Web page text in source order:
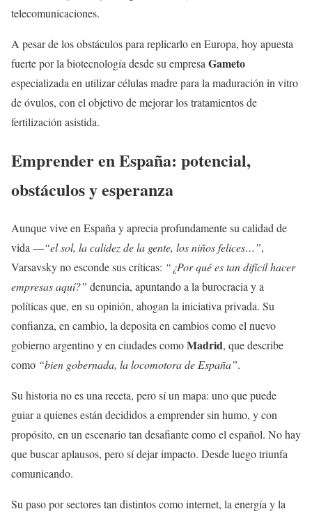
telecomunicaciones.
A pesar de los obstáculos para replicarlo en Europa, hoy apuesta
fuerte por la biotecnología desde su empresa Gameto
especializada en utilizar células madre para la maduración in vitro
de óvulos, con el objetivo de mejorar los tratamientos de
fertilización asistida.
Emprender en España: potencial,
obstáculos y esperanza
Aunque vive en España y aprecia profundamente su calidad de
vida —“el sol, la calidez de la gente, los niños felices…”,
Varsavsky no esconde sus críticas: “¿Por qué es tan difícil hacer
empresas aquí?” denuncia, apuntando a la burocracia y a
políticas que, en su opinión, ahogan la iniciativa privada. Su
confianza, en cambio, la deposita en cambios como el nuevo
gobierno argentino y en ciudades comoMadrid, que describe
como “bien gobernada, la locomotora de España”.
Su historia no es una receta, pero sí un mapa: uno que puede
guiar a quienes están decididos a emprender sin humo, y con
propósito, en un escenario tan desafiante como el español. No hay
que buscar aplausos, pero sí dejar impacto. Desde luego triunfa
comunicando.
Su paso por sectores tan distintos como internet, la energía y la